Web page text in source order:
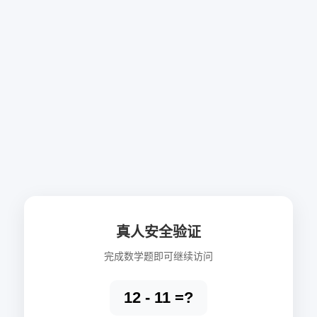
真人安全验证
完成数学题即可继续访问
12 - 11 =?